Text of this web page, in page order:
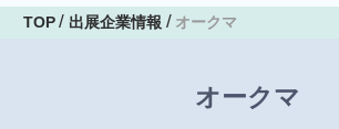
TOP 出展企業情報 オークマ
オークマ